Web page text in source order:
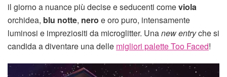
il giorno a nuance più decise e seducenti comeviola
orchidea, blu notte, nero e oro puro, intensamente
luminosi e impreziositi da microglitter. Unanew entryche si
candida a diventare una delle migliori palette Too Faced!